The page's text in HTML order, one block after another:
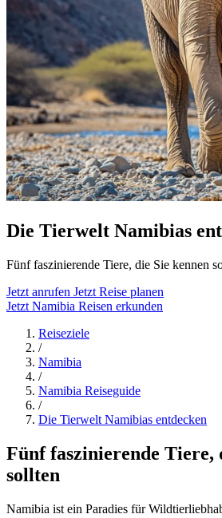
Die Tierwelt Namibias
Fünf faszinierende Tiere, die Sie kennen
Jetzt anrufen Jetzt Reise planen
Jetzt Namibia Reisen erkunden
Reiseziele
/
Namibia
/
Namibia Reiseguide
/
Die Tierwelt Namibias entdecken
Fünf faszinierende Tiere,
sollten
Namibia ist ein Paradies für